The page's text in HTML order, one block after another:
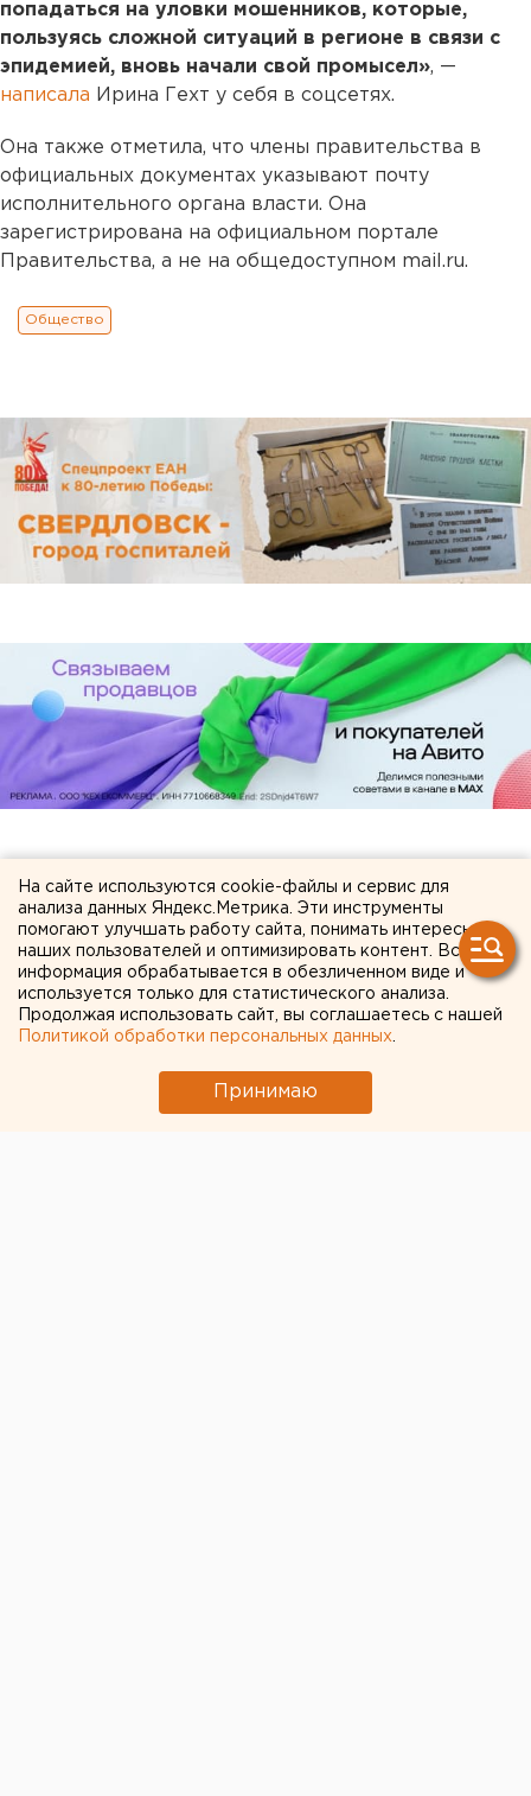
попадаться на уловки мошенников, которые,
пользуясь сложной ситуаций в регионе в связи с
эпидемией, вновь начали свой промысел», —
написала Ирина Гехт у себя в соцсетях.
Она также отметила, что члены правительства в
официальных документах указывают почту
исполнительного органа власти. Она
зарегистрирована на официальном портале
Правительства, а не на общедоступном mail.ru.
Общество
ЧИТАЙТЕ ТАКЖЕ:
Китайские перевозчики потеснили
российские компании с внутреннего рынка
«Люди скорее останутся дома»:
свердловские политологи - о явке на
Три беспилотника упали на логистический
На сайте используются cookie-файлы и сервис для
анализа данных Яндекс.Метрика. Эти инструменты
помогают улучшать работу сайта, понимать интересы
наших пользователей и оптимизировать контент. Вся
информация обрабатывается в обезличенном виде и
используется только для статистического анализа.
Продолжая использовать сайт, вы соглашаетесь с нашей
Политикой обработки персональных данных
Принимаю